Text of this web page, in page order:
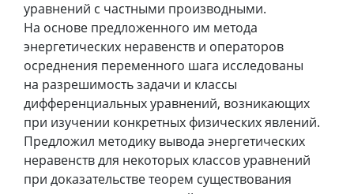
уравнений с частными производными.
На основе предложенного им метода
энергетических неравенств и операторов
осреднения переменного шага исследованы
на разрешимость задачи и классы
дифференциальных уравнений, возникающих
при изучении конкретных физических явлений.
Предложил методику вывода энергетических
неравенств для некоторых классов уравнений
при доказательстве теорем существования